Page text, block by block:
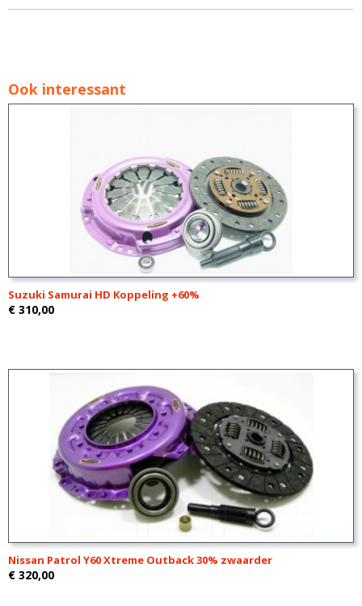
Ook interessant
Suzuki Samurai HD Koppeling +60%
€ 310,00
Nissan Patrol Y60 Xtreme Outback 30% zwaarder
€ 320,00